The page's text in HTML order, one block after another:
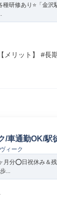
種研修あり⭐「金
メリット】 #長
/車通勤OK/駅
ィーク
月分⭕日祝休み＆
...